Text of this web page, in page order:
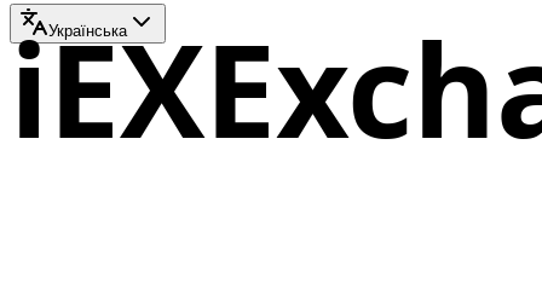
Українська